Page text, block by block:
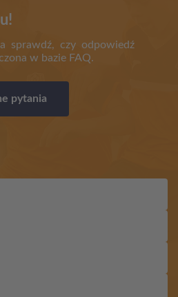
sprawdź, czy odpowiedź
w bazie FAQ.
pytania